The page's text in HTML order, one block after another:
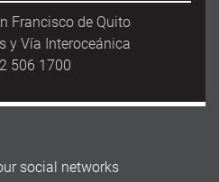
Francisco de Quito
y Vía Interoceánica
506 1700
social networks